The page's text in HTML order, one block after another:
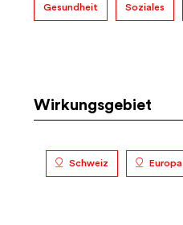
Gesundheit Soziales
Wirkungsgebiet
Schweiz Europa